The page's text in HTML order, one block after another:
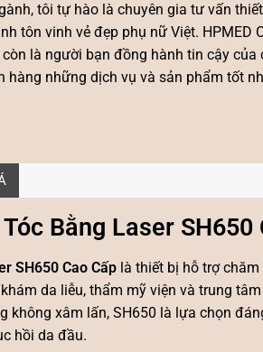
tôi tự hào là chuyên gia tư vấn
tôn vinh vẻ đẹp phụ nữ Việt.
là người bạn đồng hành tin cậy
hàng những dịch vụ và sản phẩm tốt
Bằng Laser SH650
SH650 Cao Cấp là thiết bị hỗ trợ
da liễu, thẩm mỹ viện và trung
không xâm lấn, SH650 là lựa chọn
hồi da đầu.